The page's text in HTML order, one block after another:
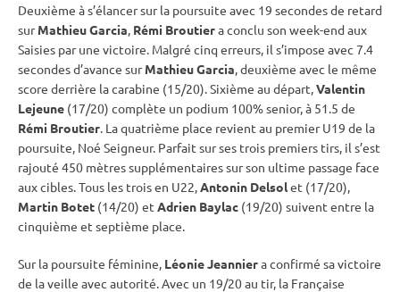
Deuxième à s’élancer sur la poursuite avec 19 secondes de retard
surMathieu Garcia, Rémi Broutiera conclu son week-end aux
Saisies par une victoire. Malgré cinq erreurs, il s’impose avec 7.4
secondes d’avance surMathieu Garcia, deuxième avec le même
score derrière lacarabine (15/20). Sixième au départ,Valentin
Lejeune (17/20) complète un podium 100% senior, à 51.5 de
Rémi Broutier. La quatrième place revient au premier U19 de la
poursuite, Noé Seigneur. Parfait sur ses trois premiers tirs, il s’est
rajouté 450 mètres supplémentaires sur son ultime passage face
aux cibles. Tous les trois en U22,Antonin Delsolet (17/20),
Martin Botet (14/20) et Adrien Baylac (19/20) suivent entre la
cinquième et septième place.
Sur la poursuite féminine, Léonie Jeanniera confirmé sa victoire
de la veille avec autorité. Avec un 19/20 au tir, la Française